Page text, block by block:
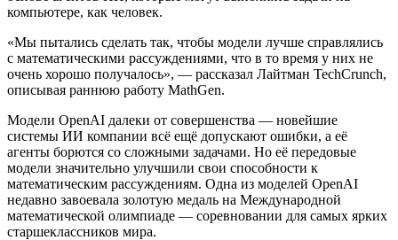
компьютере, как человек.
«Мы пытались сделать так, чтобы модели лучше справлялись
с математическими рассуждениями, что в то время у них не
очень хорошо получалось», — рассказал Лайтман TechCrunch,
описывая раннюю работу MathGen.
Модели OpenAI далеки от совершенства — новейшие
системы ИИ компании всё ещё допускают ошибки, а её
агенты борются со сложными задачами. Но её передовые
модели значительно улучшили свои способности к
математическим рассуждениям. Одна из моделей OpenAI
недавно завоевала золотую медаль на Международной
математической олимпиаде — соревновании для самых ярких
старшеклассников мира.